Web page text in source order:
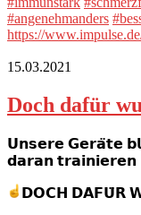
#angenehmanders
https://
15.03.2021
Doch dafür
𝗨𝗻𝘀𝗲𝗿𝗲 𝗚𝗲𝗿𝗮̈𝘁𝗲
𝗱𝗮𝗿𝗮𝗻
𝗗𝗢𝗖𝗛 𝗗𝗔𝗙𝗨̈𝗥